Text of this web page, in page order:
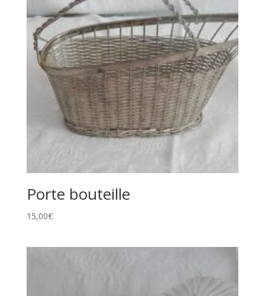
Porte bouteille
15,00€